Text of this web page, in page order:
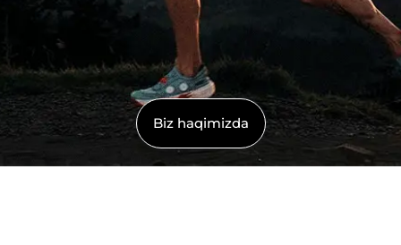
Biz haqimizda